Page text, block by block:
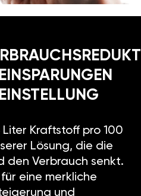
Liter Kraftstoff pro 100
Lösung, die die
den Verbrauch senkt.
eine merkliche
und